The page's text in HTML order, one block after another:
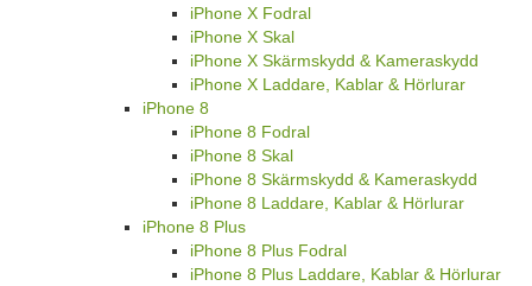
iPhone X Fodral
iPhone X Skal
iPhone X Skärmskydd & Kameraskydd
iPhone X Laddare, Kablar & Hörlurar
iPhone 8
iPhone 8 Fodral
iPhone 8 Skal
iPhone 8 Skärmskydd & Kameraskydd
iPhone 8 Laddare, Kablar & Hörlurar
iPhone 8 Plus
iPhone 8 Plus Fodral
iPhone 8 Plus Laddare, Kablar & Hörlurar